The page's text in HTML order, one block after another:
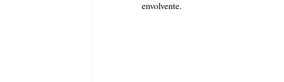
envolvente.